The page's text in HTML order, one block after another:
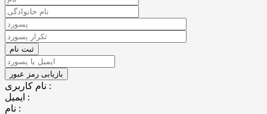
نام کاربری :
ایمیل :
نام :